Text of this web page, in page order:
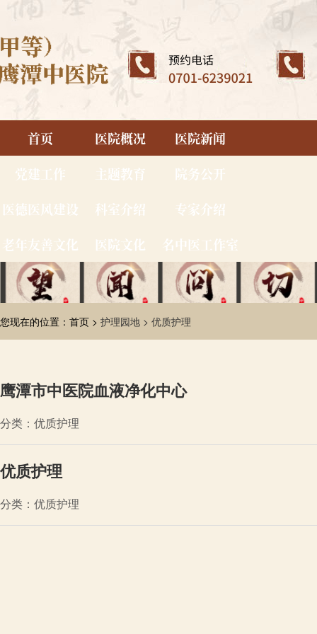
首页 医院概况
医院新闻
党建工作
主题教育
院务公开
医德医风建设
科室介绍
专家介绍
老年友善文化
医院文化 名中医工作室
您现在的位置：首页 > 护理园地 > 优质护理
鹰潭市中医院血液净化中心
分类：优质护理
优质护理
分类：优质护理